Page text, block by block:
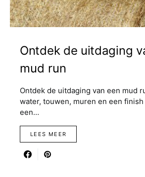
Ontdek de uitdaging
mud run
Ontdek de uitdaging van een mud
water, touwen, muren en een
een…
LEES MEER